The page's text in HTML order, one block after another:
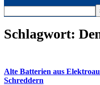
Schlagwort:
Alte Batterien aus
Schreddern